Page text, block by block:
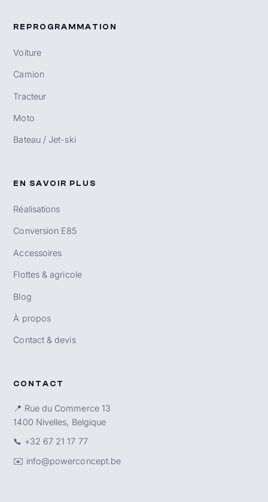
REPROGRAMMATION
Voiture
Camion
Tracteur
Moto
Bateau / Jet-ski
EN SAVOIR PLUS
Réalisations
Conversion E85
Accessoires
Flottes & agricole
Blog
À propos
Contact & devis
CONTACT
📍 Rue du Commerce 13
1400 Nivelles, Belgique
📞 +32 67 21 17 77
✉️ info@powerconcept.be